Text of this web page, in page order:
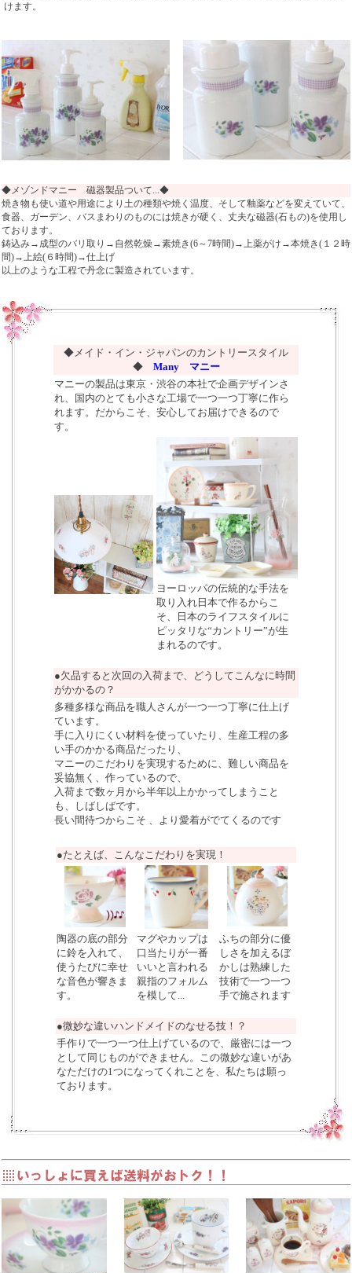
けます。
◆メゾンドマニー 磁器製品ついて...◆
焼き物も使い道や用途により土の種類や焼く温度、そして釉薬などを変えていて、
食器、ガーデン、バスまわりのものには焼きが硬く、丈夫な磁器(石もの)を使用し
ております。
鋳込み→成型のバリ取り→自然乾燥→素焼き(6～7時間)→上薬がけ→本焼き(１２時
間)→上絵(６時間)→仕上げ
以上のような工程で丹念に製造されています。
◆メイド・イン・ジャパンのカントリースタイル
◆ Many マニー
マニーの製品は東京・渋谷の本社で企画デザインさ
れ、国内のとても小さな工場で一つ一つ丁寧に作ら
れます。だからこそ、安心してお届けできるので
す。
ヨーロッパの伝統的な手法を
取り入れ日本で作るからこ
そ、日本のライフスタイルに
ピッタリな“カントリー”が生
まれるのです。
●欠品すると次回の入荷まで、どうしてこんなに時間
がかかるの？
多種多様な商品を職人さんが一つ一つ丁寧に仕上げ
ています。
手に入りにくい材料を使っていたり、生産工程の多
い手のかかる商品だったり、
マニーのこだわりを実現するために、難しい商品を
妥協無く、作っているので、
入荷まで数ヶ月から半年以上かかってしまうこと
も、しばしばです。
長い間待つからこそ 、より愛着がでてくるのです
●たとえば、こんなこだわりを実現！
陶器の底の部分
に鈴を入れて、
使うたびに幸せ
な音色が響きま
す。
マグやカップは
口当たりが一番
いいと言われる
親指のフォルム
を模して...
ふちの部分に優
しさを加えるぼ
かしは熟練した
技術で一つ一つ
手で施されます
●微妙な違いハンドメイドのなせる技！？
手作りで一つ一つ仕上げているので、厳密には一つ
として同じものができません。この微妙な違いがあ
なただけの1つになってくれことを、私たちは願っ
ております。